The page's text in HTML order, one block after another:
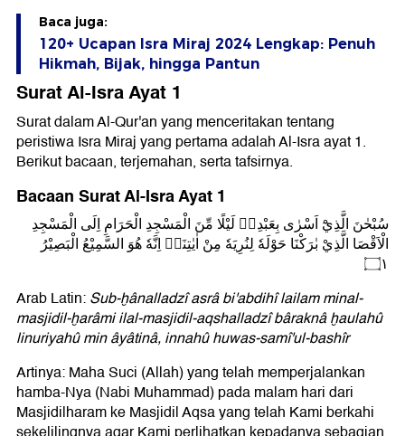
Baca juga:
120+ Ucapan Isra Miraj 2024 Lengkap: Penuh
Hikmah, Bijak, hingga Pantun
Surat Al-Isra Ayat 1
Surat dalam Al-Qur'an yang menceritakan tentang
peristiwa Isra Miraj yang pertama adalah Al-Isra ayat 1.
Berikut bacaan, terjemahan, serta tafsirnya.
Bacaan Surat Al-Isra Ayat 1
سُبْحٰنَ الَّذِيْٓ اَسْرٰى بِعَبْدِهٖ لَيْلًا مِّنَ الْمَسْجِدِ الْحَرَامِ اِلَى الْمَسْجِدِ
الْاَقْصَا الَّذِيْ بٰرَكْنَا حَوْلَهٗ لِنُرِيَهٗ مِنْ اٰيٰتِنَاۗ اِنَّهٗ هُوَ السَّمِيْعُ الْبَصِيْرُ
۝١
Arab Latin:Sub-ḫânalladzî asrâ bi'abdihî lailam minal-
masjidil-ḫarâmi ilal-masjidil-aqshalladzî bâraknâ ḫaulahû
linuriyahû min âyâtinâ, innahû huwas-samî'ul-bashîr
Artinya: Maha Suci (Allah) yang telah memperjalankan
hamba-Nya (Nabi Muhammad) pada malam hari dari
Masjidilharam ke Masjidil Aqsa yang telah Kami berkahi